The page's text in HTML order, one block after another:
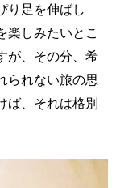
り足を伸ばし
楽しみたいとこ
が、その分、希
られない旅の思
ば、それは格別